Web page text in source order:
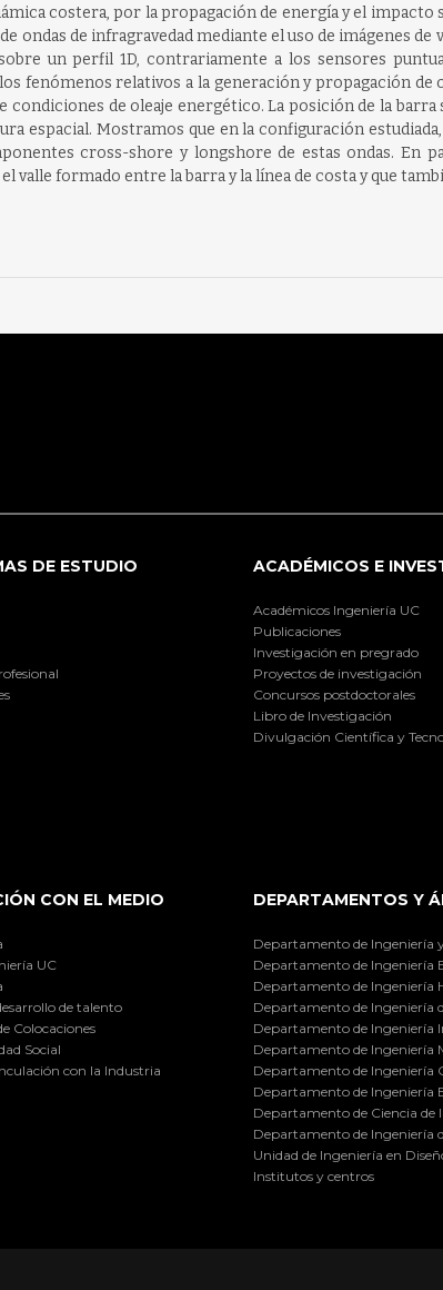
costera, por la propagación de energía y el
ondas de infragravedad mediante el uso de imágenes
un perfil 1D, contrariamente a los sensores
fenómenos relativos a la generación y propagación de
de oleaje energético. La posición de la
espacial. Mostramos que en la configuración
cross-shore y longshore de estas ondas. En
formado entre la barra y la línea de costa y que
DE ESTUDIO ACADÉMICOS E
Académicos Ingeniería UC
Publicaciones
Investigación en pregrado
Proyectos de investigación
Concursos postdoctorales
Libro de Investigación
Divulgación Científica y
CON EL MEDIO
UC
de talento
Colocaciones
Social
con la Industria
DEPARTAMENTOS Y
Departamento de Ingeniería
Departamento de Ingeniería
Departamento de Ingeniería
Departamento de Ingeniería
Departamento de Ingeniería
Departamento de Ingeniería
Departamento de Ingeniería
Departamento de Ingeniería
Departamento de Ciencia de
Departamento de Ingeniería
Unidad de Ingeniería en
Institutos y centros